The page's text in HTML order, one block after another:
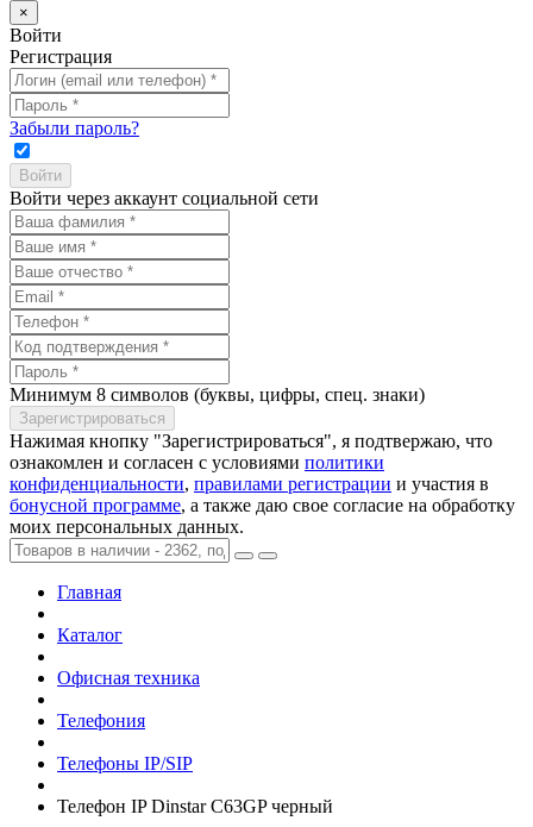
×
Войти
Регистрация
Забыли пароль?
Войти через аккаунт социальной сети
Минимум 8 символов (буквы, цифры, спец. знаки)
Нажимая кнопку "Зарегистрироваться", я подтвержаю, что
ознакомлен и согласен с условиями политики
конфиденциальности, правилами регистрации и участия в
бонусной программе, а также даю свое согласие на обработку
моих персональных данных.
Главная
Каталог
Офисная техника
Телефония
Телефоны IP/­SIP
Телефон IP Dinstar C63GP черный